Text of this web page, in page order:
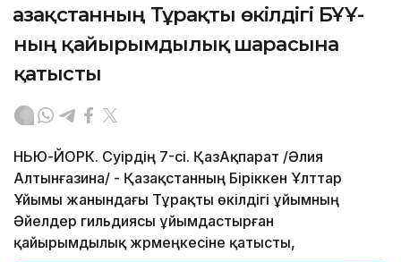
Қазақстанның Тұрақты өкілдігі БҰҰ-
ның қайырымдылық шарасына
қатысты
НЬЮ-ЙОРК. Сәуірдің 7-сі. ҚазАқпарат /Әлия
Алтынғазина/ - Қазақстанның Біріккен Ұлттар
Ұйымы жанындағы Тұрақты өкілдігі ұйымның
Әйелдер гильдиясы ұйымдастырған
қайырымдылық жәрмеңкесіне қатысты,